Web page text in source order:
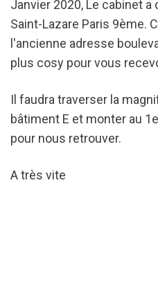
Janvier 2020, Le cabinet a
Saint-Lazare Paris 9ème.
l'ancienne adresse
plus cosy pour vous
Il faudra traverser la
bâtiment E et monter au
pour nous retrouver.
A très vite